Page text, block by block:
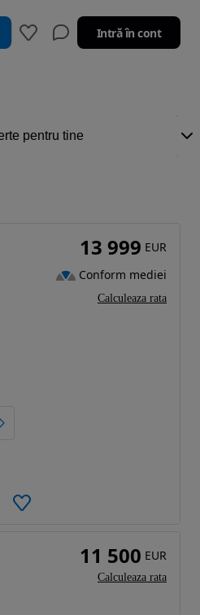
Intră în cont
13 999 EUR
Conform mediei
Calculeaza rata
11 500 EUR
Calculeaza rata